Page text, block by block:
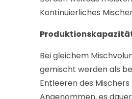
Kontinuierliches
Bei gleichem
gemischt werden als
Entleeren des
Angenommen, es